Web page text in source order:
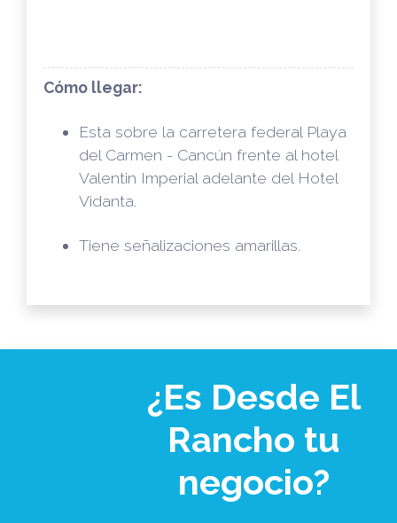
Cómo llegar:
Esta sobre la carretera federal Playa
del Carmen - Cancún frente al hotel
Valentin Imperial adelante del Hotel
Vidanta.
Tiene señalizaciones amarillas.
¿Es Desde El
Rancho tu
negocio?